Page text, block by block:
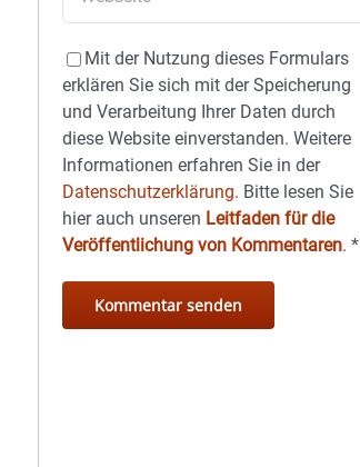
Mit der Nutzung dieses Formulars
erklären Sie sich mit der Speicherung
und Verarbeitung Ihrer Daten durch
diese Website einverstanden. Weitere
Informationen erfahren Sie in der
Datenschutzerklärung. Bitte lesen Sie
hier auch unseren Leitfaden für die
Veröffentlichung von Kommentaren.*